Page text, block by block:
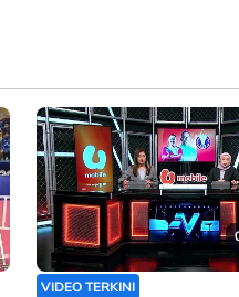
VIDEO TERKINI